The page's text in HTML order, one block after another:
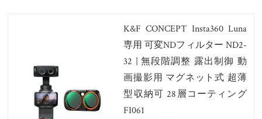
K&F CONCEPT Insta360 Luna
専用 可変NDフィルター ND2-
32 | 無段階調整 露出制御 動
画撮影用 マグネット式 超薄
型収納可 28層コーティング
FI061